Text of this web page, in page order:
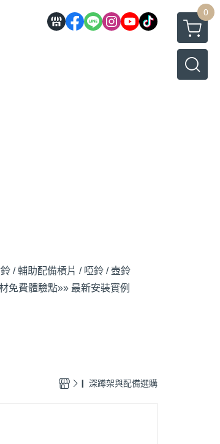
0
/ 輔助配備槓片 / 啞鈴 / 壺鈴
免費體驗點»» 最新安裝實例
❙ 深蹲架與配備選購